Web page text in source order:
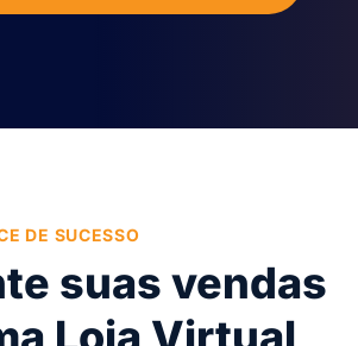
DE SUCESSO
suas vendas